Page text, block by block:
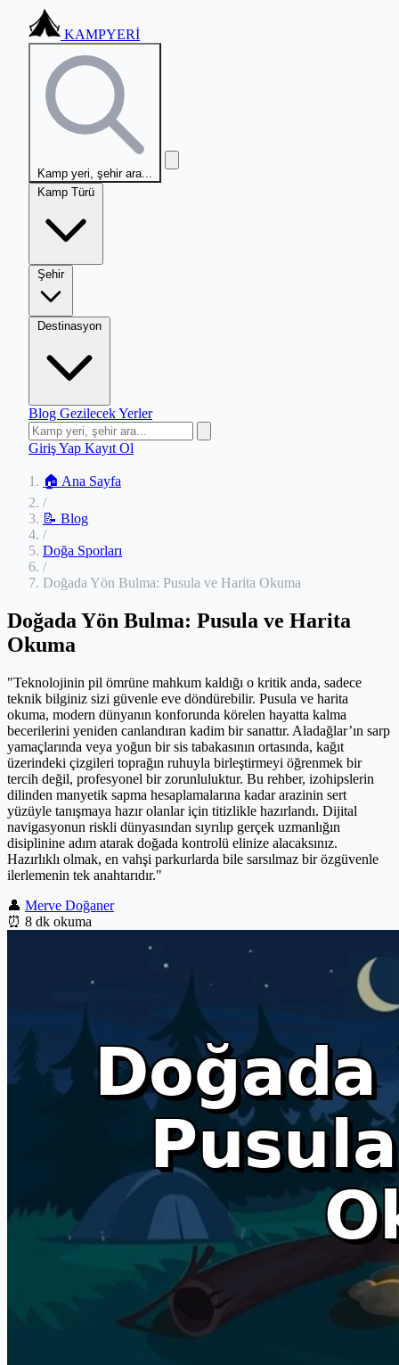
KAMPYERİ
Kamp yeri, şehir ara...
Kamp Türü
Şehir
Destinasyon
Blog Gezilecek Yerler
Giriş Yap Kayıt Ol
🏠 Ana Sayfa
/
📝 Blog
/
Doğa Sporları
/
Doğada Yön Bulma: Pusula ve Harita Okuma
Doğada Yön Bulma: Pusula ve Harita
Okuma
"Teknolojinin pil ömrüne mahkum kaldığı o kritik anda, sadece
teknik bilginiz sizi güvenle eve döndürebilir. Pusula ve harita
okuma, modern dünyanın konforunda körelen hayatta kalma
becerilerini yeniden canlandıran kadim bir sanattır. Aladağlar’ın sarp
yamaçlarında veya yoğun bir sis tabakasının ortasında, kağıt
üzerindeki çizgileri toprağın ruhuyla birleştirmeyi öğrenmek bir
tercih değil, profesyonel bir zorunluluktur. Bu rehber, izohipslerin
dilinden manyetik sapma hesaplamalarına kadar arazinin sert
yüzüyle tanışmaya hazır olanlar için titizlikle hazırlandı. Dijital
navigasyonun riskli dünyasından sıyrılıp gerçek uzmanlığın
disiplinine adım atarak doğada kontrolü elinize alacaksınız.
Hazırlıklı olmak, en vahşi parkurlarda bile sarsılmaz bir özgüvenle
ilerlemenin tek anahtarıdır."
👤 Merve Doğaner
⏰ 8 dk okuma